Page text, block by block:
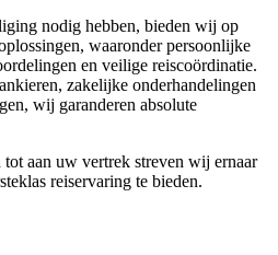
nodig hebben, bieden wij op
waaronder persoonlijke
en veilige reiscoördinatie.
zakelijke onderhandelingen
wij garanderen absolute
aan uw vertrek streven wij ernaar
reiservaring te bieden.